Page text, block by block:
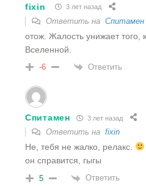
fixin 3 лет назад
Ответить на Спитамен
отож. Жалость унижает того,
Вселенной.
-6 Ответить
Спитамен 3 лет назад
Ответить на fixin
Не, тебя не жалко, релакс.
он справится, гыгы
5 Ответить